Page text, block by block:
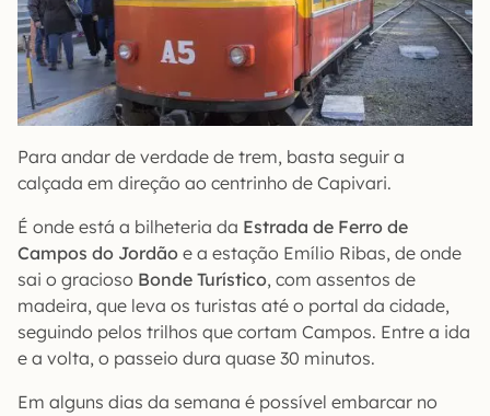
Para andar de verdade de trem, basta seguir a
calçada em direção ao centrinho de Capivari.
É onde está a bilheteria da Estrada de Ferro de
Campos do Jordão e a estação Emílio Ribas, de onde
sai o gracioso Bonde Turístico, com assentos de
madeira, que leva os turistas até o portal da cidade,
seguindo pelos trilhos que cortam Campos. Entre a ida
e a volta, o passeio dura quase 30 minutos.
Em alguns dias da semana é possível embarcar no